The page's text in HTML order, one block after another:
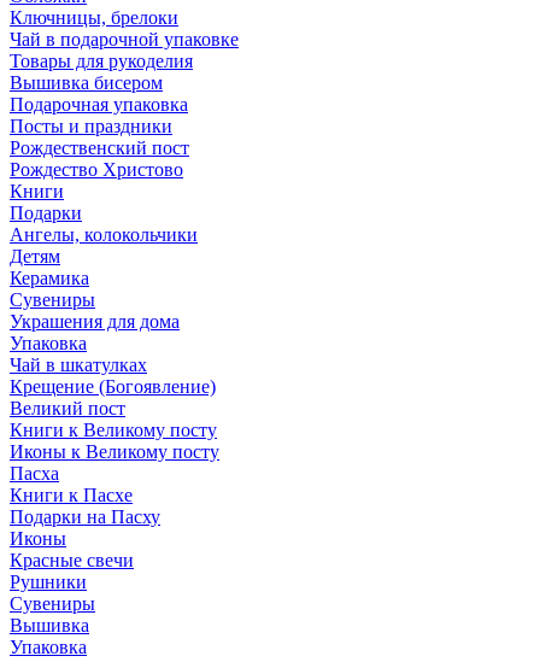
Ключницы, брелоки
Чай в подарочной упаковке
Товары для рукоделия
Вышивка бисером
Подарочная упаковка
Посты и праздники
Рождественский пост
Рождество Христово
Книги
Подарки
Ангелы, колокольчики
Детям
Керамика
Сувениры
Украшения для дома
Упаковка
Чай в шкатулках
Крещение (Богоявление)
Великий пост
Книги к Великому посту
Иконы к Великому посту
Пасха
Книги к Пасхе
Подарки на Пасху
Иконы
Красные свечи
Рушники
Сувениры
Вышивка
Упаковка